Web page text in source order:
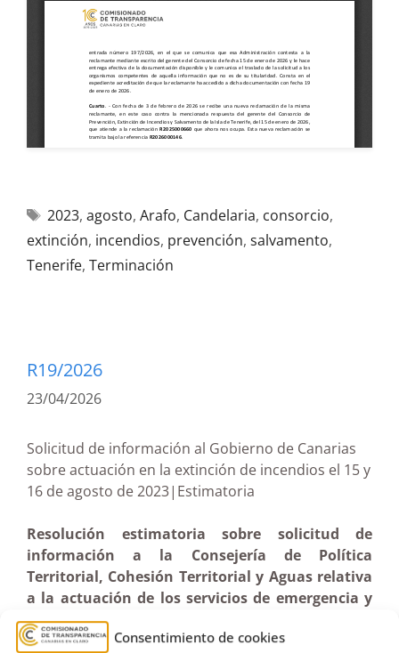
Consentimiento de cookies
2023, agosto, Arafo, Candelaria, consorcio,
extinción, incendios, prevención, salvamento,
Tenerife, Terminación
R19/2026
23/04/2026
Solicitud de información al Gobierno de Canarias
sobre actuación en la extinción de incendios el 15 y
16 de agosto de 2023|Estimatoria
Resolución estimatoria sobre solicitud de
información a la Consejería de Política
Territorial, Cohesión Territorial y Aguas relativa
a la actuación de los servicios de emergencia y
extinción de incendios los días 15 y 16 de agosto
de 2023, fecha en la que se declaró un incendio